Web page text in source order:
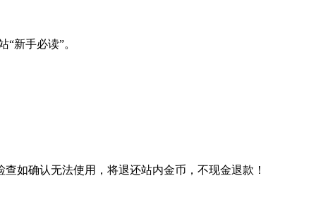
新手必读”。
如确认无法使用，将退还站内金币，不现金退款！